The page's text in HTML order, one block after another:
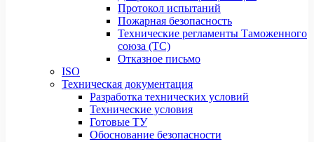
Протокол испытаний
Пожарная безопасность
Технические регламенты Таможенного
союза (ТС)
Отказное письмо
ISO
Техническая документация
Разработка технических условий
Технические условия
Готовые ТУ
Обоснование безопасности